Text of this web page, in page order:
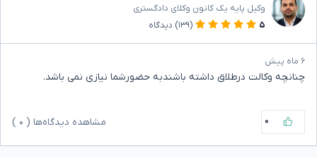
وکیل پایه یک کانون وکلای دادگستری
۵
(۱۳۹) دیدگاه
۶ ماه پیش
چنانچه وکالت درطلاق داشته باشندبه حضورشما نیازی نمی باشد.
۰ مشاهده دیدگاه‌ها ( ۰